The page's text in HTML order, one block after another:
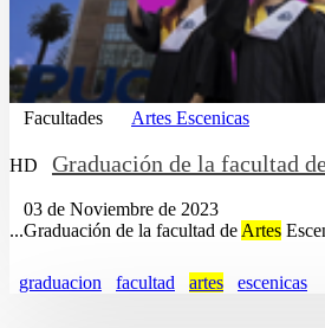
Facultades Artes Escenicas
HD Graduación de la facultad
03 de Noviembre de 2023
...Graduación de la facultad de Artes
graduacion facultad artes escenicas